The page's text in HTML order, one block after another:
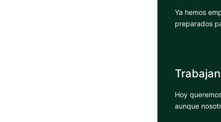
Ya hemos
preparados
Hoy
aunque